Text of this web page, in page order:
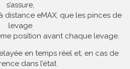
s’assure,
distance eMAX, que les pinces de
levage
position avant chaque levage.
en temps réel et, en cas de
dans l’état